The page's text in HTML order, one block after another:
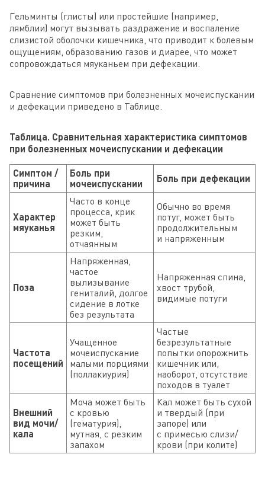
Гельминты (глисты) или простейшие (например,
лямблии) могут вызывать раздражение и воспаление
слизистой оболочки кишечника, что приводит к болевым
ощущениям, образованию газов и диарее, что может
сопровождаться мяуканьем при дефекации.
Сравнение симптомов при болезненных мочеиспускании
и дефекации приведено в Таблице.
Таблица. Сравнительная характеристика симптомов
при болезненных мочеиспускании и дефекации
Симптом /
причина
Боль при
мочеиспускании
Боль при дефекации
Характер
мяуканья
Часто в конце
процесса, крик
может быть
резким,
отчаянным
Обычно во время
потуг, может быть
продолжительным
и напряженным
Поза
Напряженная,
частое
вылизывание
гениталий, долгое
сидение в лотке
без результата
Напряженная спина,
хвост трубой,
видимые потуги
Частота
посещений
Учащенное
мочеиспускание
малыми порциями
(поллакиурия)
Частые
безрезультатные
попытки опорожнить
кишечник или,
наоборот, отсутствие
походов в туалет
Внешний
вид мочи/
кала
Моча может быть
с кровью
(гематурия),
мутная, с резким
запахом
Кал может быть сухой
и твердый (при
запоре) или
с примесью слизи/
крови (при колите)